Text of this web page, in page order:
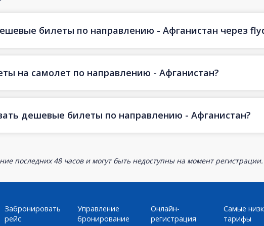
билеты по направлению - Афганистан через
на самолет по направлению - Афганистан?
дешевые билеты по направлению - Афганистан?
последних 48 часов и могут быть недоступны на момент
Забронировать
рейс
Управление
бронирование
Онлайн-
регистрация
Самые
тарифы